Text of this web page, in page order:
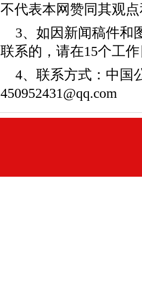
不代表本网赞同其观
3、如因新闻稿件和
联系的，请在15个工
4、联系方式：中国
450952431@qq.com